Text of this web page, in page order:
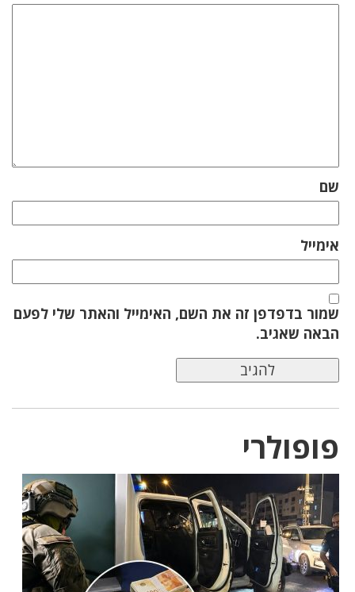
שם
אימייל
שמור בדפדפן זה את השם, האימייל והאתר שלי לפעם
הבאה שאגיב.
פופולרי